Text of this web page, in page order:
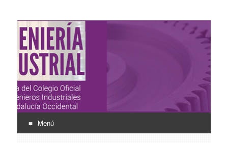
Ingeniería Industrial
Revista del Colegio Oficial de Ingenieros Industriales de
Andalucía Occidental
Menú